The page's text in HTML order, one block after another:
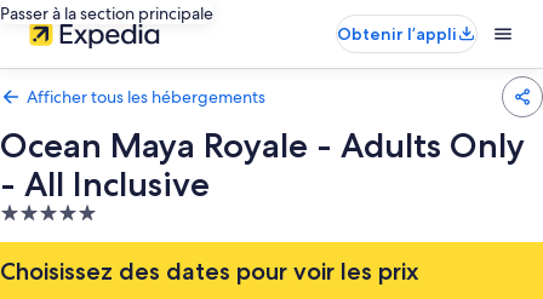
Passer à la section principale
Obtenir l’appli
Afficher tous les hébergements
Ocean Maya Royale - Adults Only
- All Inclusive
Hébergement
5.0 étoiles
Choisissez des dates pour voir les prix